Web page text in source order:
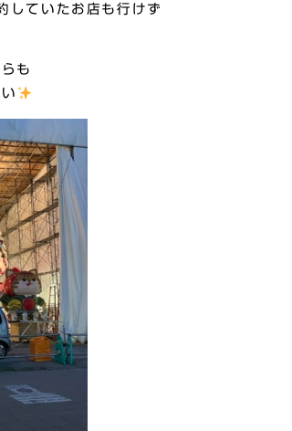
ていたお店も行けず
も